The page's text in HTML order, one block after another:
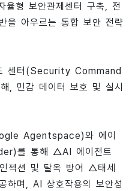
형 보안관제센터 구축, 전
을 아우르는 통합 보안 전략
센터(Security Command
, 민감 데이터 보호 및 실시
Agentspace)와 에이
를 통해 △AI 에이전트
젝션 및 탈옥 방어 △태세
하며, AI 상호작용의 보안성